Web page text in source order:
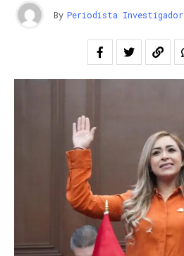
By Periodista Investigador